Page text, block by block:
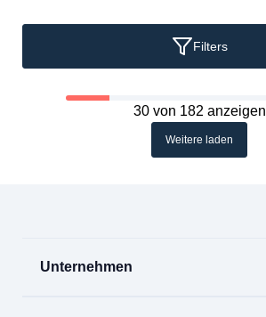
Filters
30 von 182 anzeigen
Weitere laden
Unternehmen